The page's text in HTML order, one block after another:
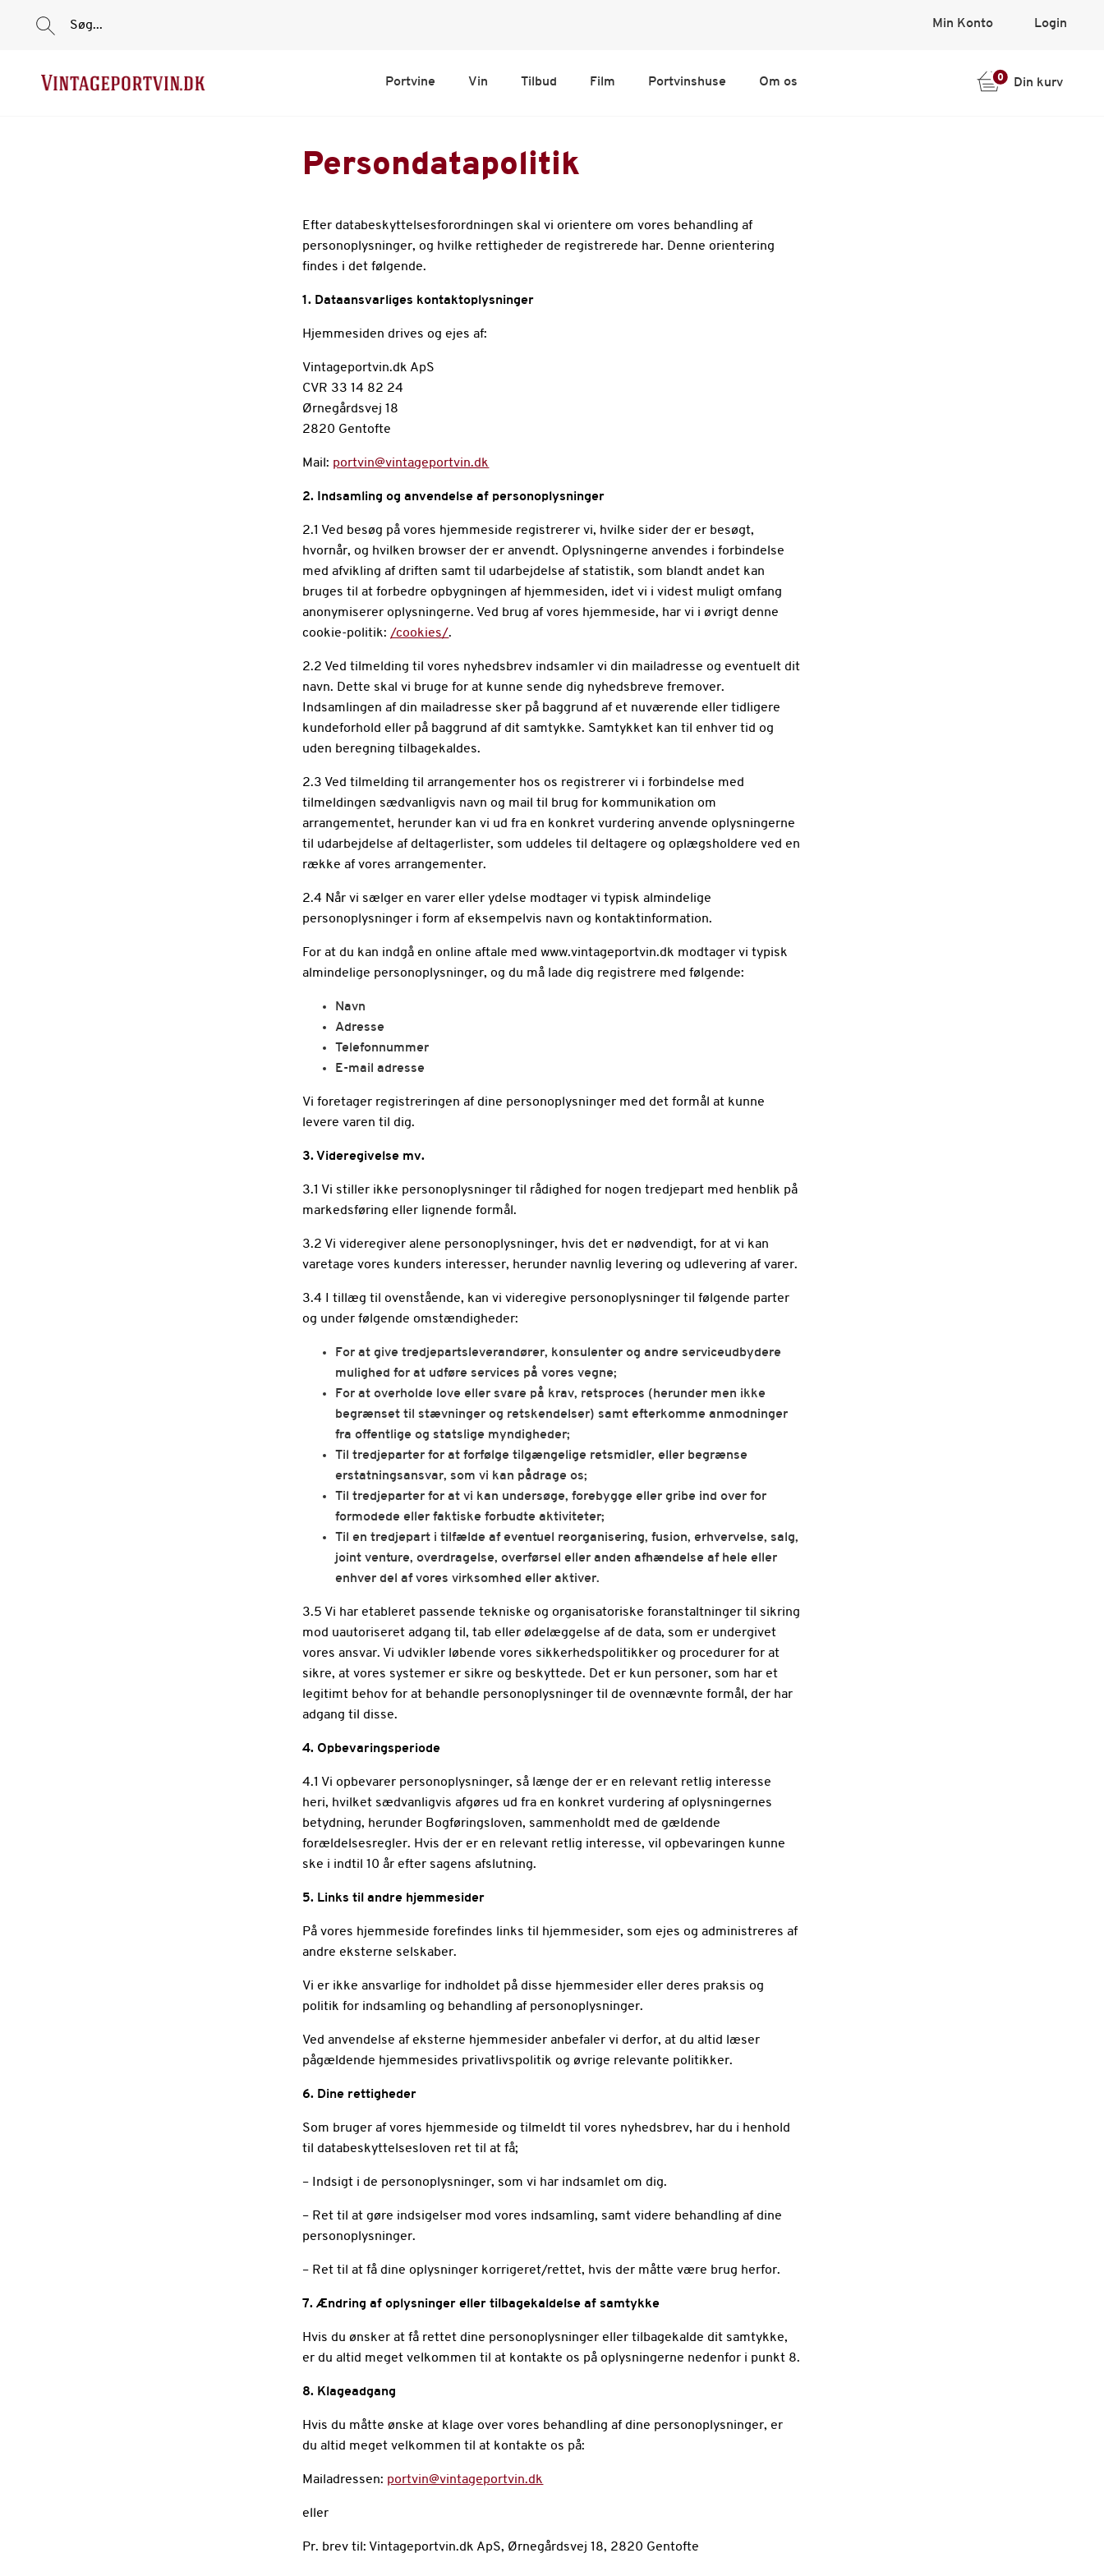
Søg... Min Konto Login
Portvine Vin Tilbud Film Portvinshuse Om os 0 Din kurv
Persondatapolitik
Efter databeskyttelsesforordningen skal vi orientere om vores behandling af
personoplysninger, og hvilke rettigheder de registrerede har. Denne orientering
findes i det følgende.
1. Dataansvarliges kontaktoplysninger
Hjemmesiden drives og ejes af:
Vintageportvin.dk ApS
CVR 33 14 82 24
Ørnegårdsvej 18
2820 Gentofte
Mail: portvin@vintageportvin.dk
2. Indsamling og anvendelse af personoplysninger
2.1 Ved besøg på vores hjemmeside registrerer vi, hvilke sider der er besøgt,
hvornår, og hvilken browser der er anvendt. Oplysningerne anvendes i forbindelse
med afvikling af driften samt til udarbejdelse af statistik, som blandt andet kan
bruges til at forbedre opbygningen af hjemmesiden, idet vi i videst muligt omfang
anonymiserer oplysningerne. Ved brug af vores hjemmeside, har vi i øvrigt denne
cookie-politik: /cookies/.
2.2 Ved tilmelding til vores nyhedsbrev indsamler vi din mailadresse og eventuelt dit
navn. Dette skal vi bruge for at kunne sende dig nyhedsbreve fremover.
Indsamlingen af din mailadresse sker på baggrund af et nuværende eller tidligere
kundeforhold eller på baggrund af dit samtykke. Samtykket kan til enhver tid og
uden beregning tilbagekaldes.
2.3 Ved tilmelding til arrangementer hos os registrerer vi i forbindelse med
tilmeldingen sædvanligvis navn og mail til brug for kommunikation om
arrangementet, herunder kan vi ud fra en konkret vurdering anvende oplysningerne
til udarbejdelse af deltagerlister, som uddeles til deltagere og oplægsholdere ved en
række af vores arrangementer.
2.4 Når vi sælger en varer eller ydelse modtager vi typisk almindelige
personoplysninger i form af eksempelvis navn og kontaktinformation.
For at du kan indgå en online aftale med www.vintageportvin.dk modtager vi typisk
almindelige personoplysninger, og du må lade dig registrere med følgende:
Navn
Adresse
Telefonnummer
E-mail adresse
Vi foretager registreringen af dine personoplysninger med det formål at kunne
levere varen til dig.
3. Videregivelse mv.
3.1 Vi stiller ikke personoplysninger til rådighed for nogen tredjepart med henblik på
markedsføring eller lignende formål.
3.2 Vi videregiver alene personoplysninger, hvis det er nødvendigt, for at vi kan
varetage vores kunders interesser, herunder navnlig levering og udlevering af varer.
3.4 I tillæg til ovenstående, kan vi videregive personoplysninger til følgende parter
og under følgende omstændigheder:
For at give tredjepartsleverandører, konsulenter og andre serviceudbydere
mulighed for at udføre services på vores vegne;
For at overholde love eller svare på krav, retsproces (herunder men ikke
begrænset til stævninger og retskendelser) samt efterkomme anmodninger
fra offentlige og statslige myndigheder;
Til tredjeparter for at forfølge tilgængelige retsmidler, eller begrænse
erstatningsansvar, som vi kan pådrage os;
Til tredjeparter for at vi kan undersøge, forebygge eller gribe ind over for
formodede eller faktiske forbudte aktiviteter;
Til en tredjepart i tilfælde af eventuel reorganisering, fusion, erhvervelse, salg,
joint venture, overdragelse, overførsel eller anden afhændelse af hele eller
enhver del af vores virksomhed eller aktiver.
3.5 Vi har etableret passende tekniske og organisatoriske foranstaltninger til sikring
mod uautoriseret adgang til, tab eller ødelæggelse af de data, som er undergivet
vores ansvar. Vi udvikler løbende vores sikkerhedspolitikker og procedurer for at
sikre, at vores systemer er sikre og beskyttede. Det er kun personer, som har et
legitimt behov for at behandle personoplysninger til de ovennævnte formål, der har
adgang til disse.
4. Opbevaringsperiode
4.1 Vi opbevarer personoplysninger, så længe der er en relevant retlig interesse
heri, hvilket sædvanligvis afgøres ud fra en konkret vurdering af oplysningernes
betydning, herunder Bogføringsloven, sammenholdt med de gældende
forældelsesregler. Hvis der er en relevant retlig interesse, vil opbevaringen kunne
ske i indtil 10 år efter sagens afslutning.
5. Links til andre hjemmesider
På vores hjemmeside forefindes links til hjemmesider, som ejes og administreres af
andre eksterne selskaber.
Vi er ikke ansvarlige for indholdet på disse hjemmesider eller deres praksis og
politik for indsamling og behandling af personoplysninger.
Ved anvendelse af eksterne hjemmesider anbefaler vi derfor, at du altid læser
pågældende hjemmesides privatlivspolitik og øvrige relevante politikker.
6. Dine rettigheder
Som bruger af vores hjemmeside og tilmeldt til vores nyhedsbrev, har du i henhold
til databeskyttelsesloven ret til at få;
– Indsigt i de personoplysninger, som vi har indsamlet om dig.
– Ret til at gøre indsigelser mod vores indsamling, samt videre behandling af dine
personoplysninger.
– Ret til at få dine oplysninger korrigeret/rettet, hvis der måtte være brug herfor.
7. Ændring af oplysninger eller tilbagekaldelse af samtykke
Hvis du ønsker at få rettet dine personoplysninger eller tilbagekalde dit samtykke,
er du altid meget velkommen til at kontakte os på oplysningerne nedenfor i punkt 8.
8. Klageadgang
Hvis du måtte ønske at klage over vores behandling af dine personoplysninger, er
du altid meget velkommen til at kontakte os på:
Mailadressen: portvin@vintageportvin.dk
eller
Pr. brev til: Vintageportvin.dk ApS, Ørnegårdsvej 18, 2820 Gentofte